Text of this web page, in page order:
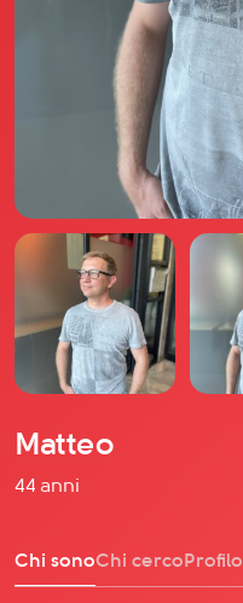
Domande Frequenti
Impegno Sociale
Le nostre sedi
Facebook
YouTube
Instagram
TikTok
Matteo
44 anni
Chi sonoChi cercoProfilo